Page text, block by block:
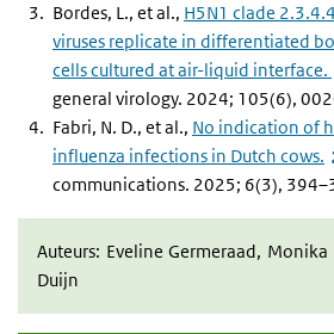
Bordes, L., et al., H5N1 clade
viruses replicate in differentiated
cells cultured at air-liquid interface.
general virology. 2024; 105(6),
Fabri, N. D., et al., No indication of
influenza infections in Dutch cows.
communications. 2025; 6(3),
Auteurs: Eveline Germeraad,
Duijn